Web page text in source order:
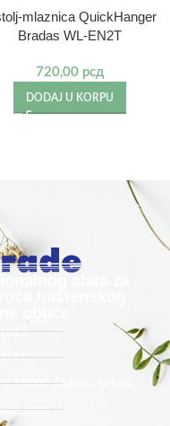
mlaznica QuickHanger
Bradas WL-EN2T
720,00 рсд
DODAJ U KORPU
15000 Šabac, Srbija